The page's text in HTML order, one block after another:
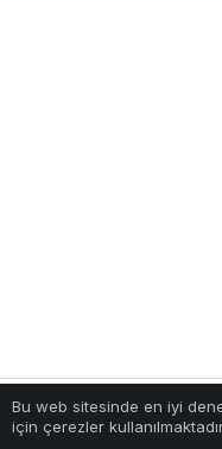
Bu web sitesinde en iyi
için çerezlerAnasayfa